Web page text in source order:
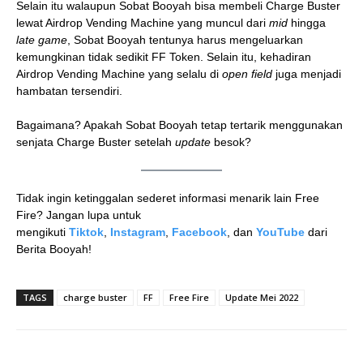
Selain itu walaupun Sobat Booyah bisa membeli Charge Buster
lewat Airdrop Vending Machine yang muncul dari mid hingga
late game , Sobat Booyah tentunya harus mengeluarkan
kemungkinan tidak sedikit FF Token. Selain itu, kehadiran
Airdrop Vending Machine yang selalu di open field juga menjadi
hambatan tersendiri.
Bagaimana? Apakah Sobat Booyah tetap tertarik menggunakan
senjata Charge Buster setelah update besok?
Tidak ingin ketinggalan sederet informasi menarik lain Free
Fire? Jangan lupa untuk
mengikuti Tiktok Instagram Facebook , dan YouTube dari
Berita Booyah!
TAGS charge buster FF Free Fire Update Mei 2022